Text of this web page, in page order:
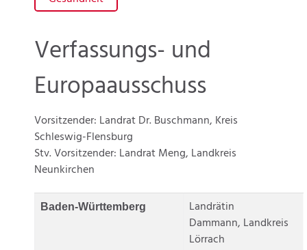
Verfassungs- und
Europaausschuss
Vorsitzender: Landrat Dr. Buschmann, Kreis
Schleswig-Flensburg
Stv. Vorsitzender: Landrat Meng, Landkreis
Neunkirchen
Baden-Württemberg
Landrätin
Dammann, Landkreis
Lörrach